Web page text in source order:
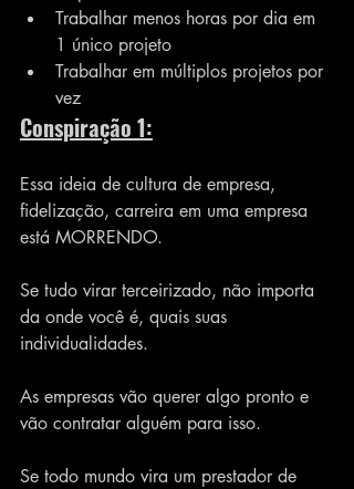
Trabalhar menos horas por dia em
1 único projeto
Trabalhar em múltiplos projetos por
vez
Conspiração 1:
Essa ideia de cultura de empresa,
fidelização, carreira em uma empresa
está MORRENDO.
Se tudo virar terceirizado, não importa
da onde você é, quais suas
individualidades.
As empresas vão querer algo pronto e
vão contratar alguém para isso.
Se todo mundo vira um prestador de